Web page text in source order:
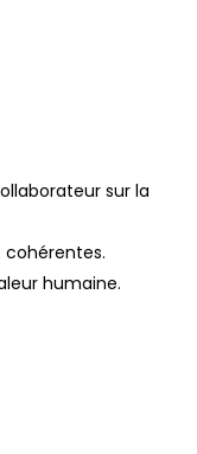
sur la
cohérentes.
humaine.